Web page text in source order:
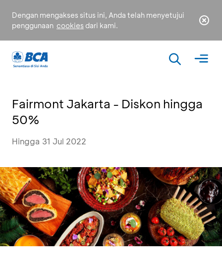
Dengan mengakses situs ini, Anda telah menyetujui
penggunaan cookies dari kami.
Fairmont Jakarta - Diskon hingga
50%
Hingga 31 Jul 2022